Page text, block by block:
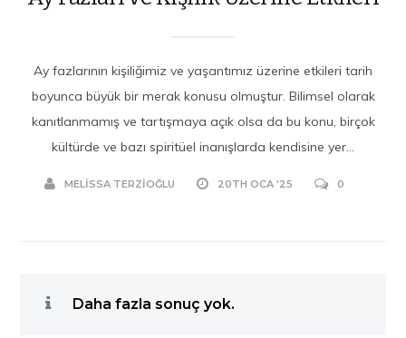
Ay fazlarının kişiliğimiz ve yaşantımız üzerine etkileri tarih
boyunca büyük bir merak konusu olmuştur. Bilimsel olarak
kanıtlanmamış ve tartışmaya açık olsa da bu konu, birçok
kültürde ve bazı spiritüel inanışlarda kendisine yer...
MELISSA TERZIOĞLU 20TH OCA '25 0
Daha fazla sonuç yok.